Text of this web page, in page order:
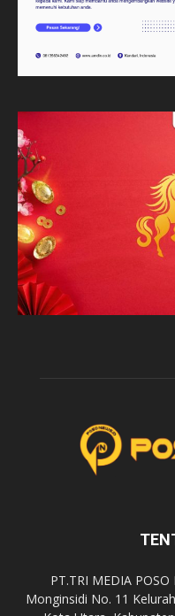
PT.TRI MEDIA
Monginsidi No. 11